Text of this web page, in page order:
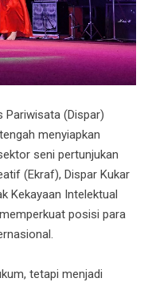
Pariwisata (Dispar)
menyiapkan
seni pertunjukan
(Ekraf), Dispar Kukar
Kekayaan Intelektual
posisi para
tetapi menjadi